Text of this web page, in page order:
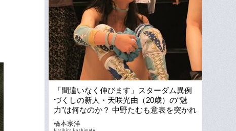
「間違いなく伸びます」スターダム異例
づくしの新人・天咲光由（20歳）の“魅
力”は何なのか？ 中野たむも意表を突かれ
た“まさかの発言”とは
橋本宗洋